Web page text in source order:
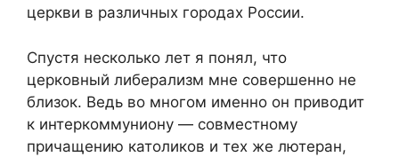
церкви в различных городах России.
Спустя несколько лет я понял, что
церковный либерализм мне совершенно не
близок. Ведь во многом именно он приводит
к интеркоммуниону — совместному
причащению католиков и тех же лютеран,